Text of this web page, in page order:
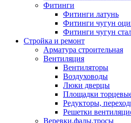
Фитинги
Фитинги латунь
Фитинги чугун
Фитинги чугун
Стройка и ремонт
Арматура строительная
Вентиляция
Вентиляторы
Воздуховоды
Люки дверцы
Площадки
Редукторы,
Решетки
Веревки,фалы,тросы